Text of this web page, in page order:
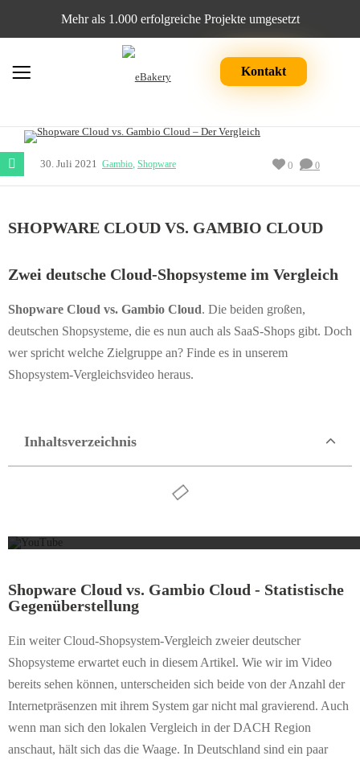
Mehr als 1.000 erfolgreiche Projekte umgesetzt
Kontakt
30. Juli 2021 Gambio, Shopware 0
0
SHOPWARE CLOUD VS. GAMBIO CLOUD
Zwei deutsche Cloud-Shopsysteme im Vergleich
Shopware Cloud vs. Gambio Cloud. Die beiden großen,
deutschen Shopsysteme, die es nun auch als SaaS-Shops gibt. Doch
wer spricht welche Zielgruppe an? Finde es in unserem
Shopsystem-Vergleichsvideo heraus.
Inhaltsverzeichnis
Shopware Cloud vs. Gambio Cloud - Statistische
Gegenüberstellung
Ein weiter Cloud-Shopsystem-Vergleich zweier deutscher
Shopsysteme erwartet euch in diesem Artikel. Wie wir im Video
bereits sehen können, unterscheiden sich beide von der Anzahl der
Internetpräsenzen mit ihrem System gar nicht mal gravierend. Auch
wenn man sich den lokalen Vergleich in der DACH Region
anschaut, hält sich das die Waage. In Deutschland sind ein paar